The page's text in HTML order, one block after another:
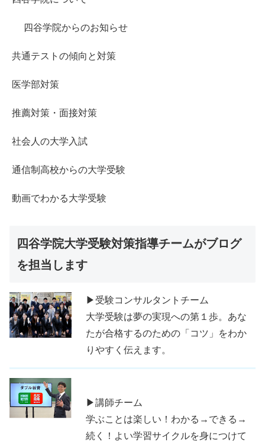
四谷学院からのお知らせ
共通テストの傾向と対策
医学部対策
推薦対策・面接対策
社会人の大学入試
通信制高校からの大学受験
動画でわかる大学受験
四谷学院大学受験対策指導チームがブログ
を担当します
▶受験コンサルタントチーム
大学受験は夢の実現への第１歩。あな
たが合格するのための「コツ」をわか
りやすく伝えます。
▶講師チーム
学ぶことは楽しい！わかる→できる→
続く！よい学習サイクルを身につけて